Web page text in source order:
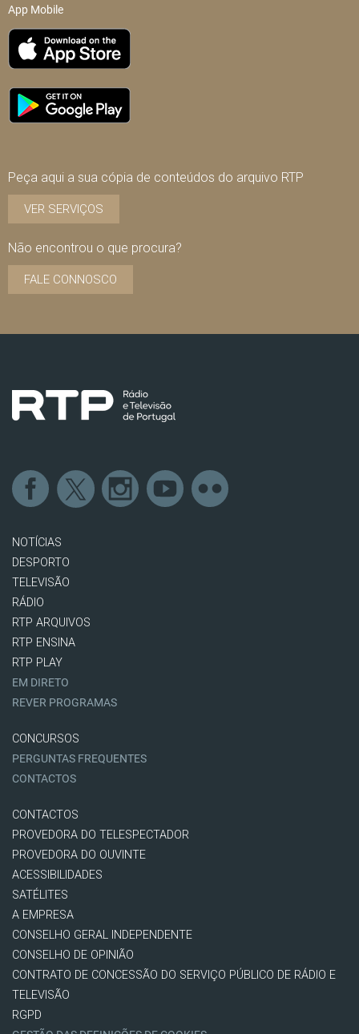
App Mobile
Peça aqui a sua cópia de conteúdos do arquivo RTP
VER SERVIÇOS
Não encontrou o que procura?
FALE CONNOSCO
NOTÍCIAS
DESPORTO
TELEVISÃO
RÁDIO
RTP ARQUIVOS
RTP ENSINA
RTP PLAY
EM DIRETO
REVER PROGRAMAS
CONCURSOS
PERGUNTAS FREQUENTES
CONTACTOS
CONTACTOS
PROVEDORA DO TELESPECTADOR
PROVEDORA DO OUVINTE
ACESSIBILIDADES
SATÉLITES
A EMPRESA
CONSELHO GERAL INDEPENDENTE
CONSELHO DE OPINIÃO
CONTRATO DE CONCESSÃO DO SERVIÇO PÚBLICO DE RÁDIO E
TELEVISÃO
RGPD